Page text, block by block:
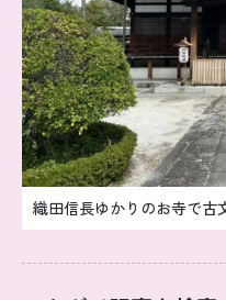
織田信長ゆかりのお寺で古